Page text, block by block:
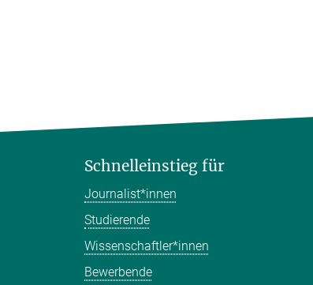
Schnelleinstieg für
Journalist*innen
Studierende
Wissenschaftler*innen
Bewerbende